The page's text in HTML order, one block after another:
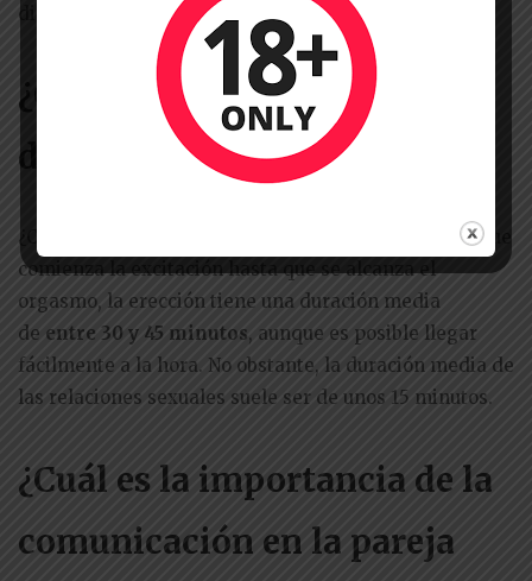
disponibles.
¿Cuánto es lo normal que
debe durar una erección?
¿Cuál es la duración media de una erección? Desde que
comienza la excitación hasta que se alcanza el
orgasmo, la erección tiene una duración media
de entre 30 y 45 minutos, aunque es posible llegar
fácilmente a la hora. No obstante, la duración media de
las relaciones sexuales suele ser de unos 15 minutos.
¿Cuál es la importancia de la
comunicación en la pareja